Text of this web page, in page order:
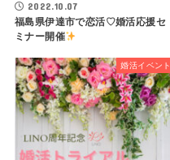
2022.10.07
福島県伊達市で恋活♡婚活応援セ
ミナー開催
婚活イベント